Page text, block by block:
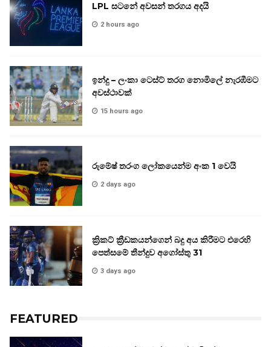
LPL සටනේ අවසන් තරගය අදයි
2 hours ago
ඉන්දු – ලංකා ටෙස්ට් තරග නොමිලේ නැරඹීමට
අවස්ථාවක්
15 hours ago
රුමේෂ් තරංග ලෝකයෙන්ම අංක 1 වෙයි
2 days ago
ක්‍රිකට් ක්‍රීඩකයන්ගෙන් බදු අය කිරීමට එරෙහි
පෙත්සමේ තීන්දුව අගෝස්තු 31
3 days ago
FEATURED